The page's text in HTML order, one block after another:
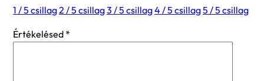
1 / 5 csillag2 / 5 csillag3 / 5 csillag4 / 5 csillag5 / 5 csillag
Értékelésed *